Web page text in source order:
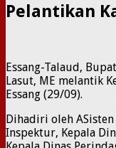
Pelantikan
Essang-Talaud,
Lasut, ME melantik
Essang (29/09).
Dihadiri oleh ASisten
Inspektur, Kepala